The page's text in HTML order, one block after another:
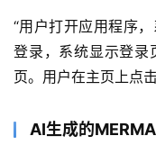
“用户打开应用程序
登录，系统显示登录
页。用户在主页上点
AI生成的